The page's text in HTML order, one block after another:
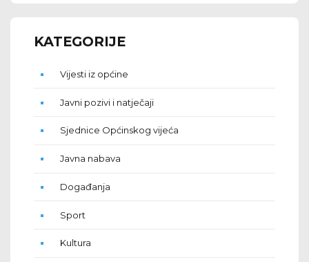
KATEGORIJE
Vijesti iz općine
Javni pozivi i natječaji
Sjednice Općinskog vijeća
Javna nabava
Događanja
Sport
Kultura